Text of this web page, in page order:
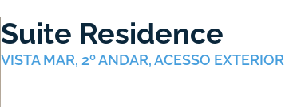
Suite Residence
VISTA MAR, 2º ANDAR, ACESSO EXTERIOR